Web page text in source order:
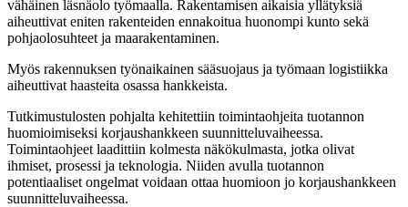
vähäinen läsnäolo työmaalla. Rakentamisen aikaisia yllätyksiä
aiheuttivat eniten rakenteiden ennakoitua huonompi kunto sekä
pohjaolosuhteet ja maarakentaminen.
Myös rakennuksen työnaikainen sääsuojaus ja työmaan logistiikka
aiheuttivat haasteita osassa hankkeista.
Tutkimustulosten pohjalta kehitettiin toimintaohjeita tuotannon
huomioimiseksi korjaushankkeen suunnitteluvaiheessa.
Toimintaohjeet laadittiin kolmesta näkökulmasta, jotka olivat
ihmiset, prosessi ja teknologia. Niiden avulla tuotannon
potentiaaliset ongelmat voidaan ottaa huomioon jo korjaushankkeen
suunnitteluvaiheessa.